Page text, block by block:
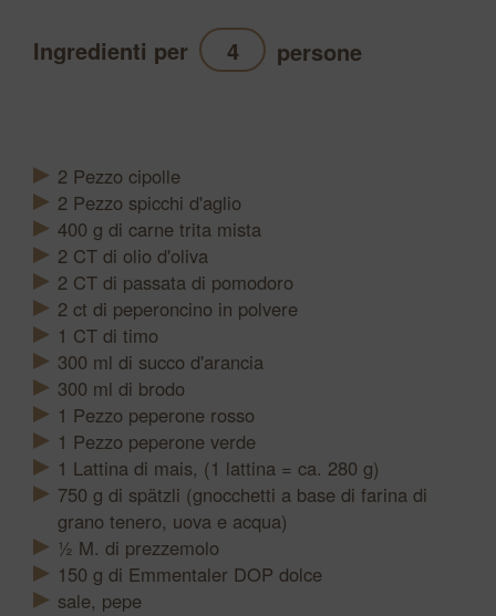
Ingredienti per persone
2 Pezzo cipolle
2 Pezzo spicchi d'aglio
400 g di carne trita mista
2 CT di olio d'oliva
2 CT di passata di pomodoro
2 ct di peperoncino in polvere
1 CT di timo
300 ml di succo d'arancia
300 ml di brodo
1 Pezzo peperone rosso
1 Pezzo peperone verde
1 Lattina di mais, (1 lattina = ca. 280 g)
750 g di spätzli (gnocchetti a base di farina di
grano tenero, uova e acqua)
½ M. di prezzemolo
150 g di Emmentaler DOP dolce
sale, pepe